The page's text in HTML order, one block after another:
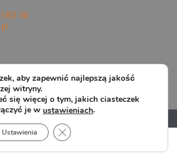
803 160
aby zapewnić najlepszą jakość
witryny.
się więcej o tym, jakich ciasteczek
je w ustawieniach.
Ustawienia Zamknij panel powiadomień o